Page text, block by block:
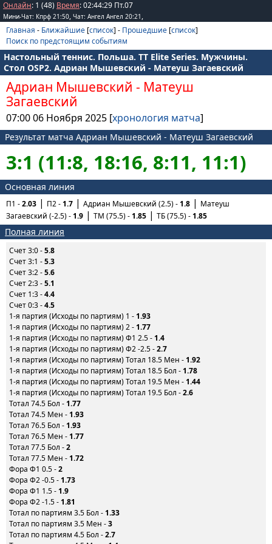
Онлайн: 1 (48) Время:02:44:29 Пт.07
Мини-Чат: Кпрф 21:50, Чат: Ангел Ангел 20:21 ,
Главная - Ближайшие [список] - Прошедшие [список]
Поиск по предстоящим событиям
Настольный теннис. Польша. TT Elite Series. Мужчины.
Стол OSP2. Адриан Мышевский - Матеуш Загаевский
Адриан Мышевский - Матеуш
Загаевский
07:00 06 Ноября 2025 [хронология матча]
Результат матча Адриан Мышевский - Матеуш Загаевский
3:1 (11:8, 18:16, 8:11, 11:1)
Основная линия
П1 -2.03 П2 -1.7 Адриан Мышевский (2.5) -1.8
Матеуш
Загаевский (-2.5) -1.9 ТМ (75.5) -1.85 ТБ (75.5) -1.85
Полная линия
Счет 3:0 -5.8
Счет 3:1 -5.3
Счет 3:2 -5.6
Счет 2:3 -5.1
Счет 1:3 -4.4
Счет 0:3 -4.5
1-я партия (Исходы по партиям) 1 - 1.93
1-я партия (Исходы по партиям) 2 - 1.77
1-я партия (Исходы по партиям) Ф1 2.5 - 1.4
1-я партия (Исходы по партиям) Ф2 -2.5 -2.7
1-я партия (Исходы по партиям) Тотал 18.5 Мен - 1.92
1-я партия (Исходы по партиям) Тотал 18.5 Бол - 1.78
1-я партия (Исходы по партиям) Тотал 19.5 Мен - 1.44
1-я партия (Исходы по партиям) Тотал 19.5 Бол -2.6
Тотал 74.5 Бол - 1.77
Тотал 74.5 Мен - 1.93
Тотал 76.5 Бол - 1.93
Тотал 76.5 Мен - 1.77
Тотал 77.5 Бол -2
Тотал 77.5 Мен - 1.72
Фора Ф1 0.5 -2
Фора Ф2 -0.5 - 1.73
Фора Ф1 1.5 - 1.9
Фора Ф2 -1.5 - 1.81
Тотал по партиям 3.5 Бол - 1.33
Тотал по партиям 3.5 Мен -3
Тотал по партиям 4.5 Бол -2.7